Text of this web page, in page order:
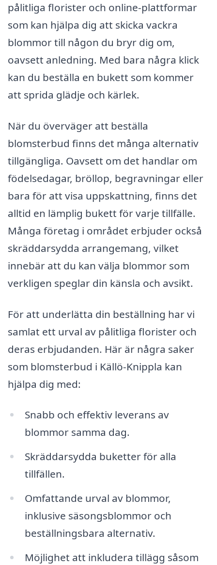
pålitliga florister och online-plattformar
som kan hjälpa dig att skicka vackra
blommor till någon du bryr dig om,
oavsett anledning. Med bara några klick
kan du beställa en bukett som kommer
att sprida glädje och kärlek.
När du överväger att beställa
blomsterbud finns det många alternativ
tillgängliga. Oavsett om det handlar om
födelsedagar, bröllop, begravningar eller
bara för att visa uppskattning, finns det
alltid en lämplig bukett för varje tillfälle.
Många företag i området erbjuder också
skräddarsydda arrangemang, vilket
innebär att du kan välja blommor som
verkligen speglar din känsla och avsikt.
För att underlätta din beställning har vi
samlat ett urval av pålitliga florister och
deras erbjudanden. Här är några saker
som blomsterbud i Källö-Knippla kan
hjälpa dig med:
Snabb och effektiv leverans av
blommor samma dag.
Skräddarsydda buketter för alla
tillfällen.
Omfattande urval av blommor,
inklusive säsongsblommor och
beställningsbara alternativ.
Möjlighet att inkludera tillägg såsom